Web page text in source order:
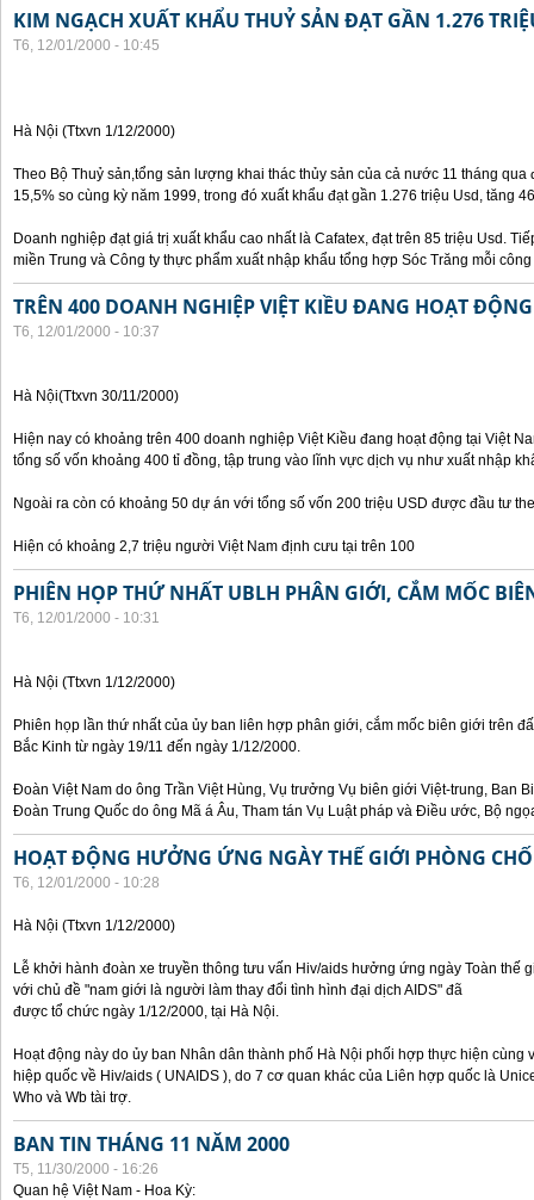
KIM NGẠCH XUẤT KHẨU THUỶ SẢN ĐẠT GẦN 1.276
T6, 12/01/2000 - 10:45
Hà Nội (Ttxvn 1/12/2000)
Theo Bộ Thuỷ sản,tổng sản lượng khai thác thủy sản của cả nước 11 tháng qua
15,5% so cùng kỳ năm 1999, trong đó xuất khẩu đạt gần 1.276 triệu Usd, tăng
Doanh nghiệp đạt giá trị xuất khẩu cao nhất là Cafatex, đạt trên 85 triệu Usd.
miền Trung và Công ty thực phẩm xuất nhập khẩu tổng hợp Sóc Trăng mỗi
TRÊN 400 DOANH NGHIỆP VIỆT KIỀU ĐANG HOẠT
T6, 12/01/2000 - 10:37
Hà Nội(Ttxvn 30/11/2000)
Hiện nay có khoảng trên 400 doanh nghiệp Việt Kiều đang hoạt động tại Việt
tổng số vốn khoảng 400 tỉ đồng, tập trung vào lĩnh vực dịch vụ như xuất nhập
Ngoài ra còn có khoảng 50 dự án với tổng số vốn 200 triệu USD được đầu tư
Hiện có khoảng 2,7 triệu người Việt Nam định cưu tại trên 100
PHIÊN HỌP THỨ NHẤT UBLH PHÂN GIỚI, CẮM MỐC
T6, 12/01/2000 - 10:31
Hà Nội (Ttxvn 1/12/2000)
Phiên họp lần thứ nhất của ủy ban liên hợp phân giới, cắm mốc biên giới trên
Bắc Kinh từ ngày 19/11 đến ngày 1/12/2000.
Đoàn Việt Nam do ông Trần Việt Hùng, Vụ trưởng Vụ biên giới Việt-trung, Ban
Đoàn Trung Quốc do ông Mã á Âu, Tham tán Vụ Luật pháp và Điều ước, Bộ
HOẠT ĐỘNG HƯỞNG ỨNG NGÀY THẾ GIỚI PHÒNG
T6, 12/01/2000 - 10:28
Hà Nội (Ttxvn 1/12/2000)
Lễ khởi hành đoàn xe truyền thông tưu vấn Hiv/aids hưởng ứng ngày Toàn thế
với chủ đề "nam giới là người làm thay đổi tình hình đại dịch AIDS" đã
được tổ chức ngày 1/12/2000, tại Hà Nội.
Hoạt động này do ủy ban Nhân dân thành phố Hà Nội phối hợp thực hiện
hiệp quốc về Hiv/aids ( UNAIDS ), do 7 cơ quan khác của Liên hợp quốc là
Who và Wb tài trợ.
BAN TIN THÁNG 11 NĂM 2000
T5, 11/30/2000 - 16:26
Quan hệ Việt Nam - Hoa Kỳ: